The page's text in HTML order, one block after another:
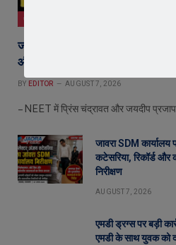
जावरा
जावरा की माइलस्टोन अकैडमी का
और 2 छात्र JEE में चयनित
BY EDITOR AUGUST 7, 2026
– NEET में प्रिंस चंद्रावत और जयदीप
जावरा SDM
कटेसरिया, रिकॉर्ड और
निरीक्षण
AUGUST 7, 2026
एमडी ड्रग्स पर बड़ी
एमडी के साथ युवक को